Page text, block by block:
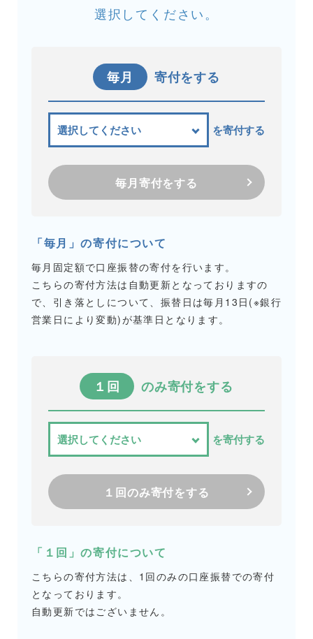
選択してください。
毎月 寄付をする
を寄付する
毎月寄付をする
「毎月」の寄付について
毎月固定額で口座振替の寄付を行います。
こちらの寄付方法は自動更新となっておりますの
で、引き落としについて、振替日は毎月13日(※銀行
営業日により変動)が基準日となります。
１回 のみ寄付をする
を寄付する
１回のみ寄付をする
「１回」の寄付について
こちらの寄付方法は、1回のみの口座振替での寄付
となっております。
自動更新ではございません。